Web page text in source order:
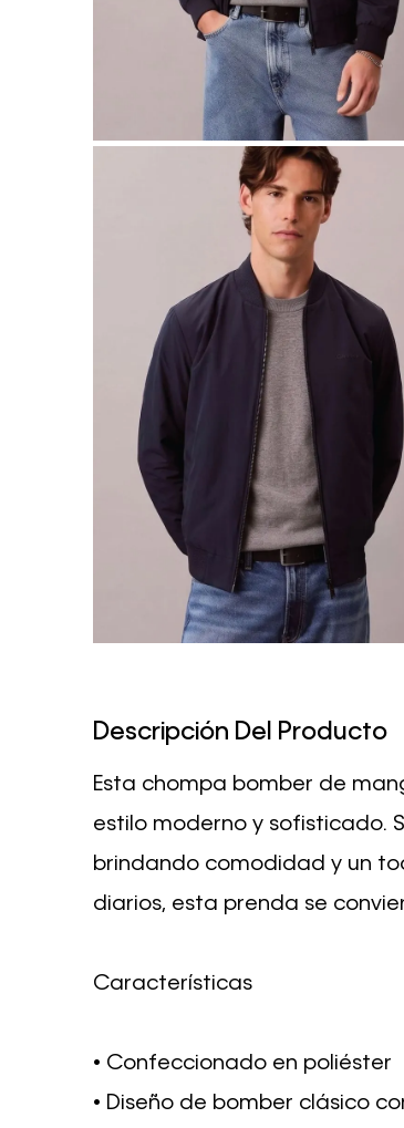
Descripción Del Producto
Esta chompa bomber de
estilo moderno y sofisticado.
brindando comodidad y un
diarios, esta prenda se
Características
• Confeccionado en poliéster
• Diseño de bomber clásico